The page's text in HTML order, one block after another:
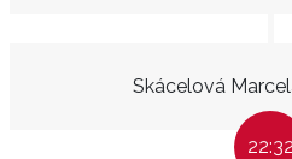
Skácelová
22:32